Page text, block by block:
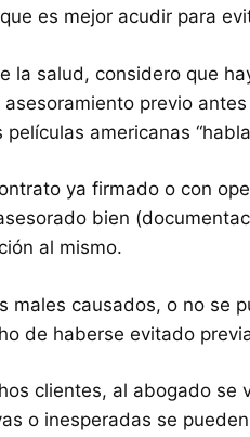
es mejor acudir para
la salud, considero que
previo
americanas
ya firmado o con
bien
al mismo.
males causados, o no se
de haberse evitado
clientes, al abogado se
o inesperadas se